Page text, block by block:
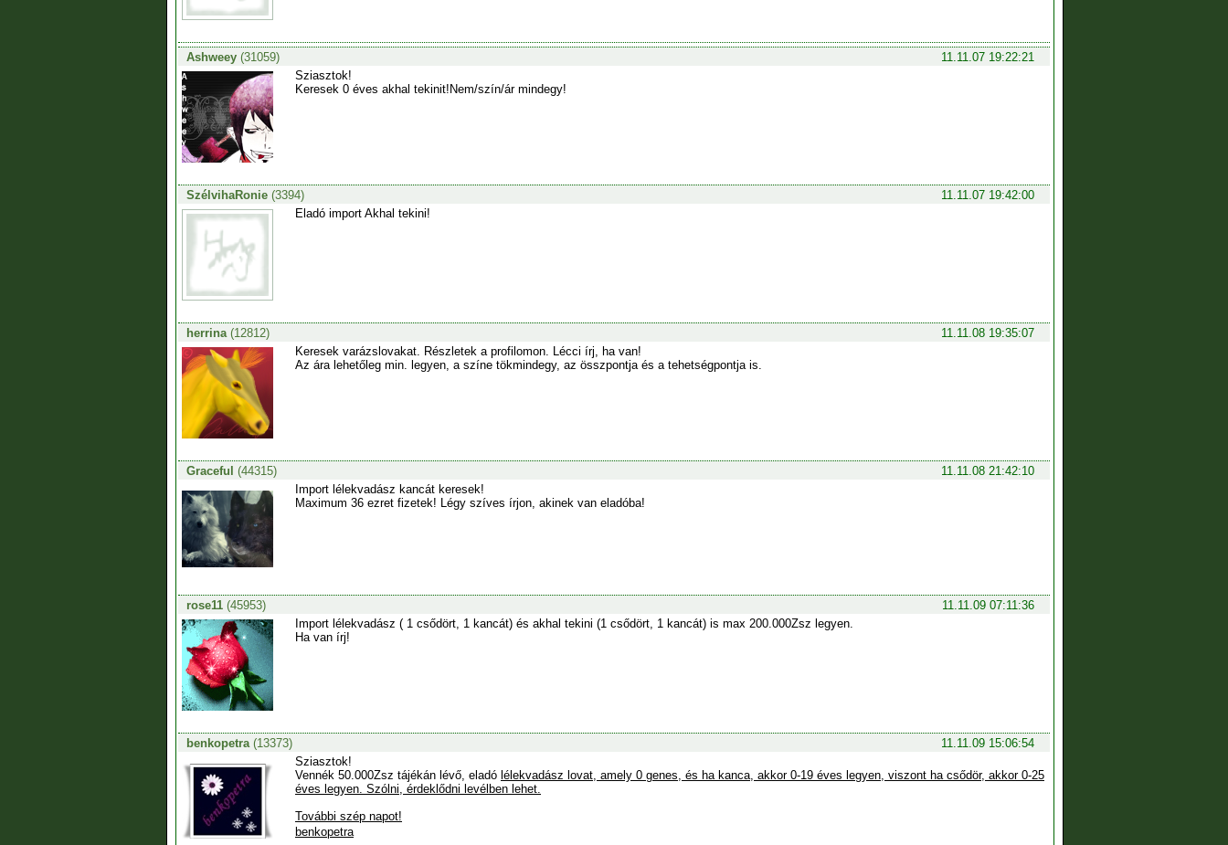
Ashweey(31059)
11.11.07 19:22:21
Sziasztok!
Keresek 0 éves akhal tekinit!Nem/szín/ár mindegy!
SzélvihaRonie(3394)
11.11.07 19:42:00
Eladó import Akhal tekini!
herrina(12812)
11.11.08 19:35:07
Keresek varázslovakat. Részletek a profilomon. Lécci írj, ha van!
Az ára lehetőleg min. legyen, a színe tökmindegy, az összpontja és a tehetségpontja is.
Graceful (44315)
11.11.08 21:42:10
Import lélekvadász kancát keresek!
Maximum 36 ezret fizetek! Légy szíves írjon, akinek van eladóba!
rose11(45953)
11.11.09 07:11:36
Import lélekvadász ( 1 csődört, 1 kancát) és akhal tekini (1 csődört, 1 kancát) is max 200.000Zsz legyen.
Ha van írj!
benkopetra(13373)
11.11.09 15:06:54
Sziasztok!
Vennék 50.000Zsz tájékán lévő, eladó lélekvadász lovat, amely 0 genes, és ha kanca, akkor 0-19 éves legyen, viszont ha csődör, akkor 0-25
éves legyen. Szólni, érdeklődni levélben lehet.
További szép napot!
benkopetra